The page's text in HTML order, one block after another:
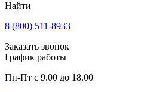
Найти
8 (800) 511-8933
Заказать звонок
График работы
Пн-Пт с 9.00 до 18.00